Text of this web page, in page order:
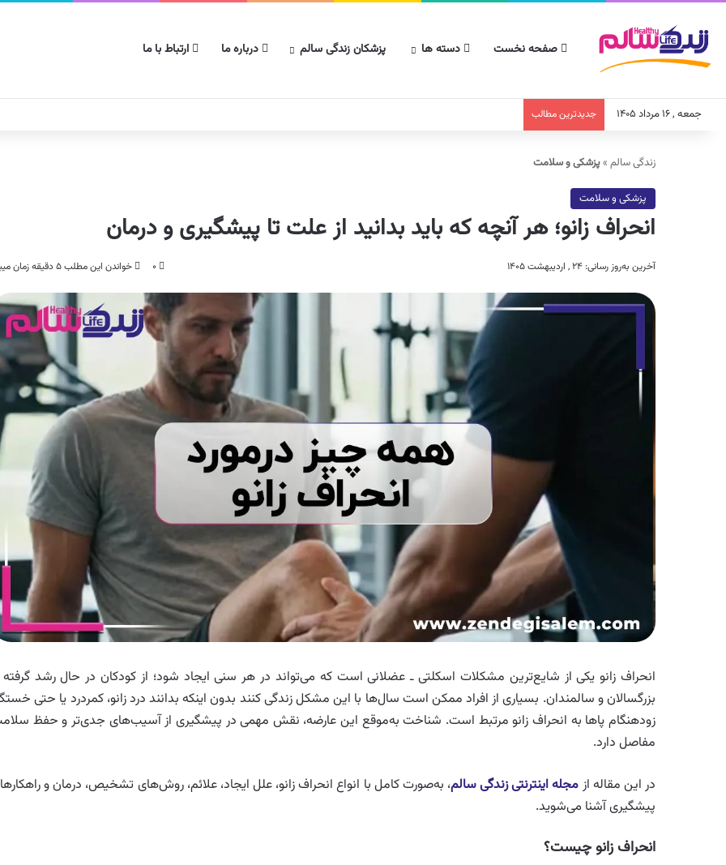
صفحه نخست دسته ها پزشکان زندگی سالم درباره ما ارتباط با ما
جمعه , ۱۶ مرداد ۱۴۰۵ جدیدترین مطالب
زندگی سالم »پزشکی و سلامت
پزشکی و سلامت
انحراف زانو؛ هر آنچه که باید بدانید از علت تا پیشگیری و درمان
آخرین به‌روز رسانی: ۲۴ , اردیبهشت ۱۴۰۵ ۰ خواندن این مطلب ۵ دقیقه زمان میبرد
انحراف زانو یکی از شایع‌ترین مشکلات اسکلتی ـ عضلانی است که می‌تواند در هر سنی ایجاد شود؛ از کودکان در حال رشد گرفته
بزرگسالان و سالمندان. بسیاری از افراد ممکن است سال‌ها با این مشکل زندگی کنند بدون اینکه بدانند درد زانو، کمردرد یا حتی
زودهنگام پاها به انحراف زانو مرتبط است. شناخت به‌موقع این عارضه، نقش مهمی در پیشگیری از آسیب‌های جدی‌تر و حفظ
مفاصل دارد.
در این مقاله از مجله اینترنتی زندگی سالم، به‌صورت کامل با انواع انحراف زانو، علل ایجاد، علائم، روش‌های تشخیص، درمان و
پیشگیری آشنا می‌شوید.
انحراف زانو چیست؟